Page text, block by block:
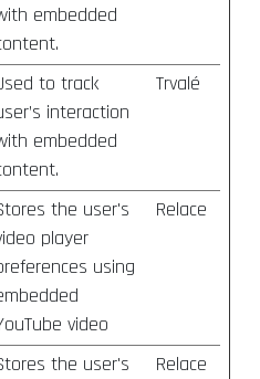
embedded
to track
interaction
embedded
Trvalé
the user's
player
using
video
Relace
the user's
Relace